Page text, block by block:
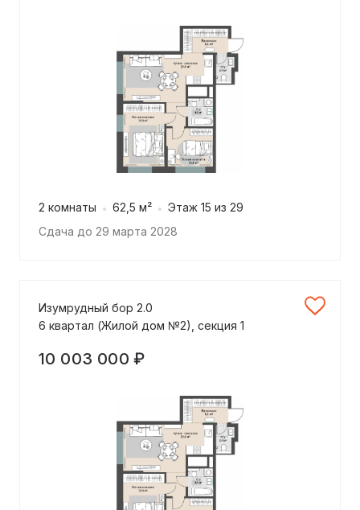
2 комнаты 62,5 м²
Этаж 15 из 29
Сдача до 29 марта 2028
Изумрудный бор 2.0
6 квартал (Жилой дом №2), секция 1
10 003 000 ₽